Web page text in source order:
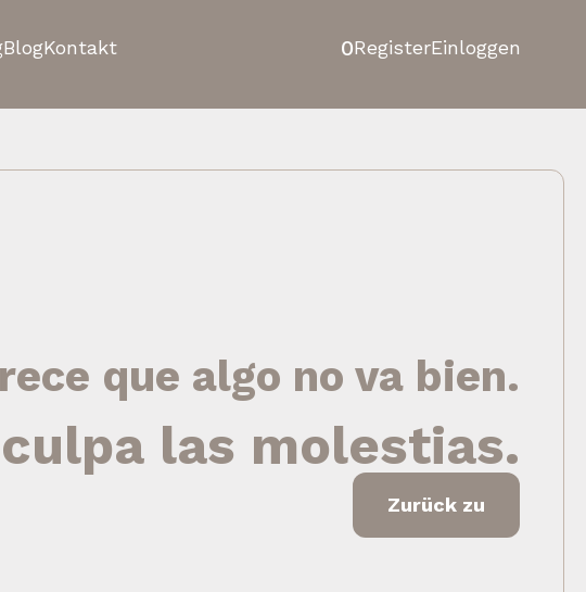
BlogKontakt 0RegisterEinloggen
que algo no va bien.
las molestias.
Zurück zu